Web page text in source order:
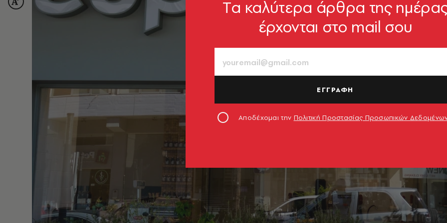
Tα καλύτερα άρθρα της
έρχονται στο mail σου
ΕΓΓΡΑΦΗ
Αποδέχομαι την Πολιτική Προστασίας Προσωπικών